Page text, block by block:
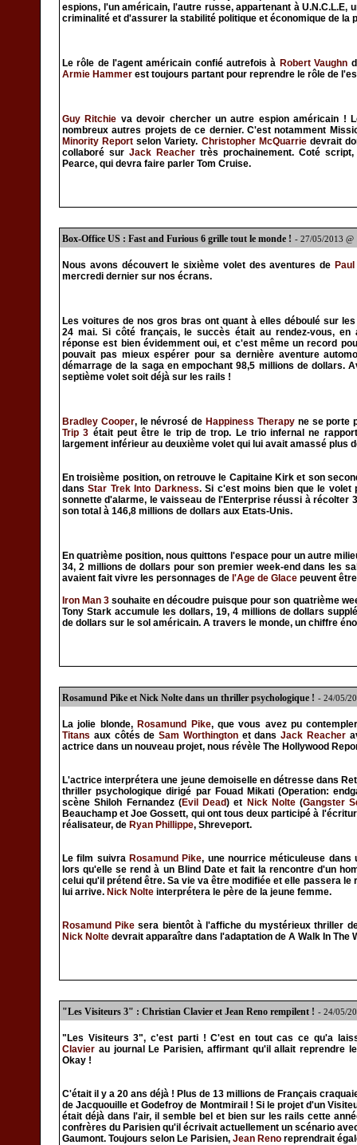
espions, l'un américain, l'autre russe, appartenant à U.N.C.L.E,
criminalité et d'assurer la stabilité politique et économique de la
Le rôle de l'agent américain confié autrefois à Robert Vaughn
Armie Hammer est toujours partant pour reprendre le rôle de
Guy Ritchie va devoir chercher un autre espion américain !
nombreux autres projets de ce dernier. C'est notamment
Minority Report selon Variety. Christopher McQuarriedevrait
collaboré surJack Reacher très prochainement. Coté
Pearce, qui devra faire parler Tom Cruise.
Box-Office US : Fast and Furious 6 grille tout le monde ! - 27/05/2013 @
Nous avons découvert le sixième volet des aventures de
mercredi dernier sur nos écrans.
Les voitures de nos gros bras ont quant à elles déboulé sur
24 mai. Si côté français, le succès était au rendez-vous, en
réponse est bien évidemment oui, et c'est même un record
pouvait pas mieux espérer pour sa dernière aventure
démarrage de la saga en empochant 98,5 millions de dollars.
septième volet soit déjà sur les rails !
Bradley Cooper, le névrosé de Happiness Therapyne se porte
Trip 3 était peut être le trip de trop. Le trio infernal ne
largement inférieur au deuxième volet qui lui avait amassé plus
En troisième position, on retrouve le Capitaine Kirk et son
dansStar Trek Into Darkness. Si c'est moins bien que le volet
sonnette d'alarme, le vaisseau de l'Enterprise réussi à récolter
son total à 146,8 millions de dollars aux Etats-Unis.
En quatrième position, nous quittons l'espace pour un autre
34, 2 millions de dollars pour son premier week-end dans les
avaient fait vivre les personnages de l'Age de Glace peuvent
Iron Man 3 souhaite en découdre puisque pour son quatrième
Tony Stark accumule les dollars, 19, 4 millions de dollars
de dollars sur le sol américain. A travers le monde, un chiffre
Rosamund Pike et Nick Nolte dans un thriller psychologique ! - 24/05/
La jolie blonde, Rosamund Pike, que vous avez pu
Titans aux côtés deSam Worthingtonet dansJack Reacher
actrice dans un nouveau projet, nous révèle The Hollywood
L'actrice interprétera une jeune demoiselle en détresse dans
thriller psychologique dirigé par Fouad Mikati (Operation:
scène Shiloh Fernandez (Evil Dead) et Nick Nolte(Gangster
Beauchamp et Joe Gossett, qui ont tous deux participé à
réalisateur, de Ryan Phillippe, Shreveport.
Le film suivra Rosamund Pike, une nourrice méticuleuse dans
lors qu'elle se rend à un Blind Date et fait la rencontre d'un
celui qu'il prétend être. Sa vie va être modifiée et elle passera
lui arrive. Nick Nolte interprétera le père de la jeune femme.
Rosamund Pike sera bientôt à l'affiche du mystérieux thriller
Nick Nolte devrait apparaître dans l'adaptation de A Walk In The
"Les Visiteurs 3" : Christian Clavier et Jean Reno rempilent ! - 24/05/
"Les Visiteurs 3", c'est parti ! C'est en tout cas ce qu'a
Clavier au journal Le Parisien, affirmant qu'il allait reprendre
Okay !
C'était il y a 20 ans déjà ! Plus de 13 millions de Français
de Jacquouille et Godefroy de Montmirail ! Si le projet d'un
était déjà dans l'air, il semble bel et bien sur les rails cette
confrères du Parisien qu'il écrivait actuellement un scénario
Gaumont. Toujours selon Le Parisien, Jean Reno reprendrait